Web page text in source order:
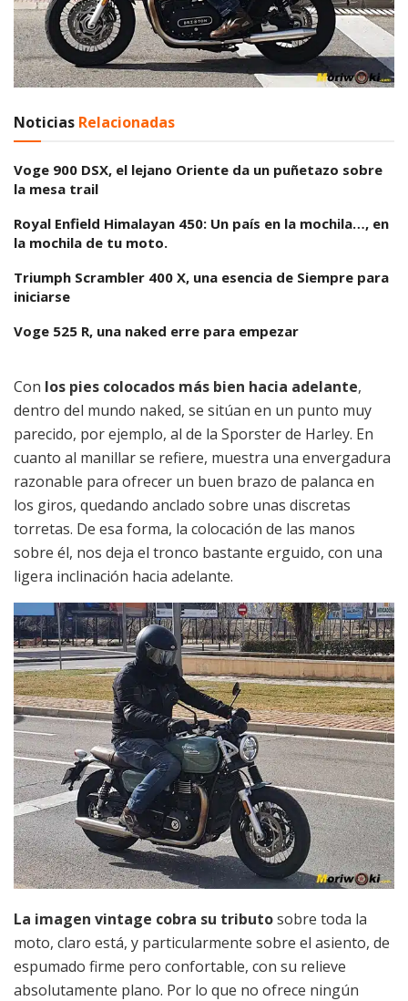
Noticias Relacionadas
Voge 900 DSX, el lejano Oriente da un puñetazo sobre
la mesa trail
Royal Enfield Himalayan 450: Un país en la mochila…, en
la mochila de tu moto.
Triumph Scrambler 400 X, una esencia de Siempre para
iniciarse
Voge 525 R, una naked erre para empezar
Con los pies colocados más bien hacia adelante,
dentro del mundo naked, se sitúan en un punto muy
parecido, por ejemplo, al de la Sporster de Harley. En
cuanto al manillar se refiere, muestra una envergadura
razonable para ofrecer un buen brazo de palanca en
los giros, quedando anclado sobre unas discretas
torretas. De esa forma, la colocación de las manos
sobre él, nos deja el tronco bastante erguido, con una
ligera inclinación hacia adelante.
La imagen vintage cobra su tributosobre toda la
moto, claro está, y particularmente sobre el asiento, de
espumado firme pero confortable, con su relieve
absolutamente plano. Por lo que no ofrece ningún